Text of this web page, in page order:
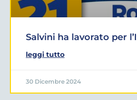
Salvini ha lavorato per
leggi tutto
30 Dicembre 2024